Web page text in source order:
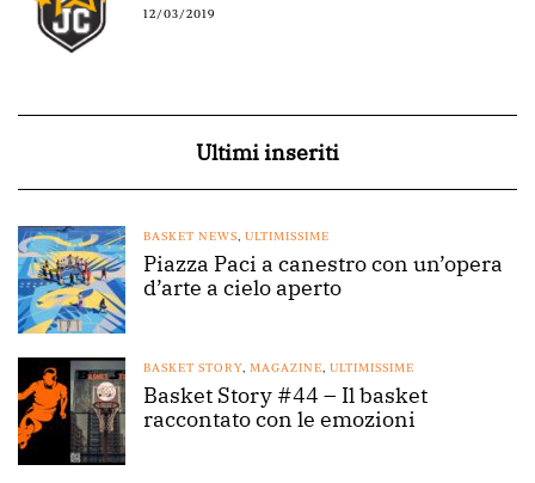
12/03/2019
Ultimi inseriti
BASKET NEWS, ULTIMISSIME
Piazza Paci a canestro con un’opera
d’arte a cielo aperto
BASKET STORY, MAGAZINE, ULTIMISSIME
Basket Story #44 – Il basket
raccontato con le emozioni